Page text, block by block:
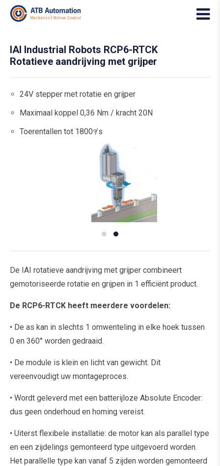
IAI Industrial Robots RCP6-RTCK
Rotatieve aandrijving met grijper
24V stepper met rotatie en grijper
Maximaal koppel 0,36 Nm / kracht 20N
Toerentallen tot 1800 ͦ/s
De IAI rotatieve aandrijving met grijper combineert
gemotoriseerde rotatie en grijpen in 1 efficiënt product.
De RCP6-RTCK heeft meerdere voordelen:
• De as kan in slechts 1 omwenteling in elke hoek tussen
0 en 360° worden gedraaid.
• De module is klein en licht van gewicht. Dit
vereenvoudigt uw montageproces.
• Wordt geleverd met een batterijloze Absolute Encoder:
dus geen onderhoud en homing vereist.
• Uiterst flexibele installatie: de motor kan als parallel type
en een zijdelings gemonteerd type uitgevoerd worden.
Het parallelle type kan vanaf 5 zijden worden gemonteerd